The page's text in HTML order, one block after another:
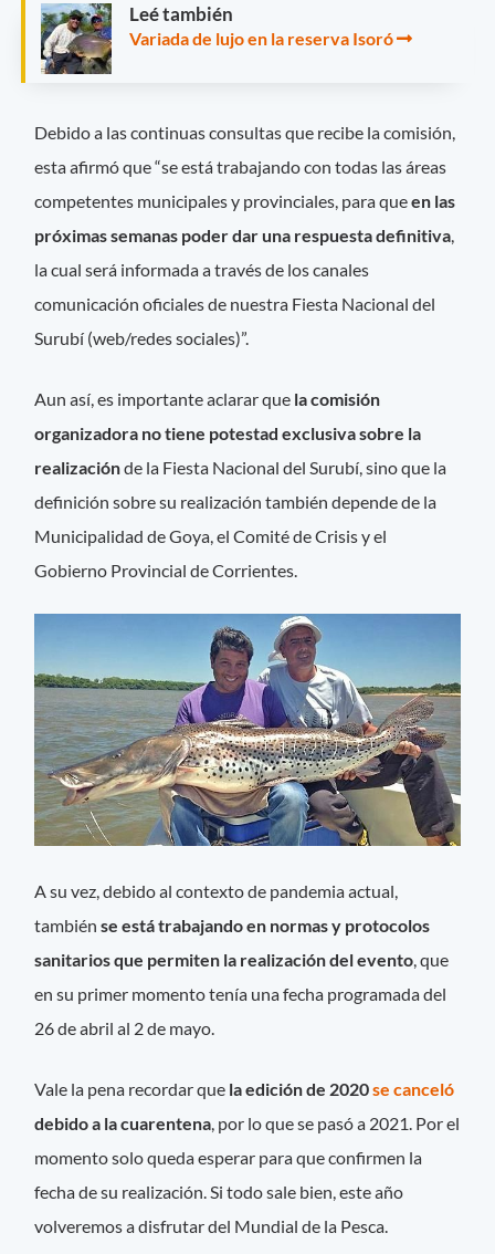
Leé también
Variada de lujo en la reserva Isoró
Debido a las continuas consultas que recibe la comisión,
esta afirmó que “se está trabajando con todas las áreas
competentes municipales y provinciales, para queen las
próximas semanas poder dar una respuesta definitiva,
la cual será informada a través de los canales
comunicación oficiales de nuestra Fiesta Nacional del
Surubí (web/redes sociales)”.
Aun así, es importante aclarar que la comisión
organizadora no tiene potestad exclusiva sobre la
realizaciónde la Fiesta Nacional del Surubí, sino que la
definición sobre su realización también depende de la
Municipalidad de Goya, el Comité de Crisis y el
Gobierno Provincial de Corrientes.
A su vez, debido al contexto de pandemia actual,
tambiénse está trabajando en normas y protocolos
sanitarios que permiten la realización del evento , que
en su primer momento tenía una fecha programada del
26 de abril al 2 de mayo.
Vale la pena recordar que la edición de 2020se canceló
debido a la cuarentena, por lo que se pasó a 2021. Por el
momento solo queda esperar para que confirmen la
fecha de su realización. Si todo sale bien, este año
volveremos a disfrutar del Mundial de la Pesca.